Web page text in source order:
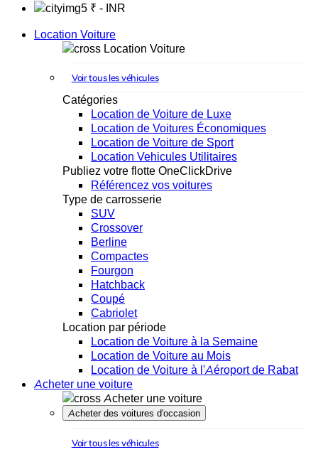
₹ - INR
Location Voiture
Location Voiture
Voir tous les véhicules
Catégories
Location de Voiture de Luxe
Location de Voitures Économiques
Location de Voiture de Sport
Location Vehicules Utilitaires
Publiez votre flotte OneClickDrive
Référencez vos voitures
Type de carrosserie
SUV
Crossover
Berline
Compactes
Fourgon
Hatchback
Coupé
Cabriolet
Location par période
Location de Voiture à la Semaine
Location de Voiture au Mois
Location de Voiture à l'Aéroport de Rabat
Acheter une voiture
Acheter une voiture
Acheter des voitures d'occasion
Voir tous les véhicules